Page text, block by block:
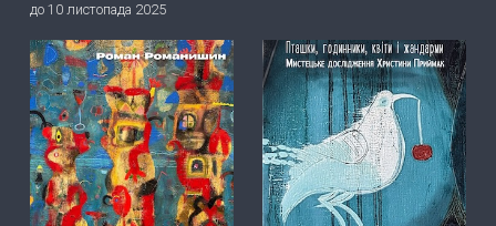
до 10 листопада 2025